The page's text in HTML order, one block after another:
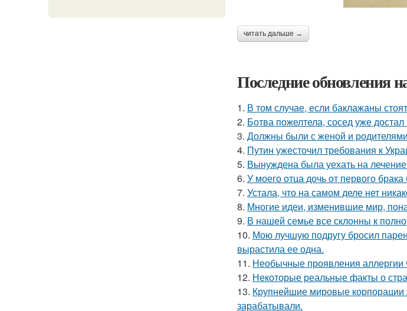
читать дальше →
Последние обновления
1. В том случае, если баклажаны
2. Ботва пожелтела, сосед уже
3. Должны были с женой и родителями
4. Путин ужесточил требования к
5. Вынуждена была уехать на
6. У моего отца дочь от первого
7. Устала, что на самом деле нет
8. Многие идеи, изменившие мир,
9. В нашей семье все склонны к
10. Мою лучшую подругу бросил
вырастила ее одна.
11. Необычные проявления аллергии
12. Некоторые реальные факты о
13. Крупнейшие мировые корпорации
зарабатывали.